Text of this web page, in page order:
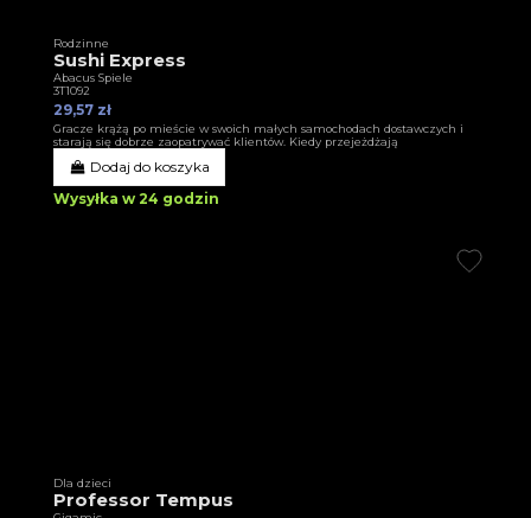
Rodzinne
Sushi Express
Abacus Spiele
3T1092
29,57 zł
Gracze krążą po mieście w swoich małych samochodach dostawczych i
starają się dobrze zaopatrywać klientów. Kiedy przejeżdżają
Dodaj do koszyka
Wysyłka w 24 godzin
Dla dzieci
Professor Tempus